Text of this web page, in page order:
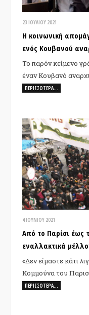
23 ΙΟΥΛΊΟΥ 2021
Η κοινωνική
ενός Κουβανού
Το παρόν κείμενο
έναν Κουβανό
ΠΕΡΙΣΣΌΤΕΡΑ…
4 ΙΟΥΝΊΟΥ 2021
Aπό το Παρίσι έως
εναλλακτικά
«Δεν είμαστε κάτι
Κομμούνα του
ΠΕΡΙΣΣΌΤΕΡΑ…